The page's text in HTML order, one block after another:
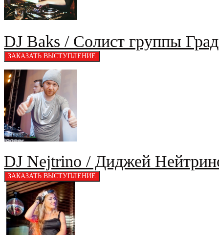
DJ Baks / Солист группы
DJ Nejtrino / Диджей